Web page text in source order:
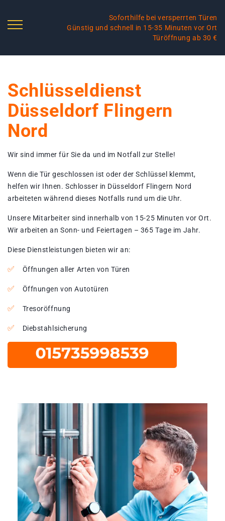
Soforthilfe bei versperrten Türen
Günstig und schnell in 15-35 Minuten vor Ort
Türöffnung ab 30 €
Schlüsseldienst
Düsseldorf Flingern
Nord
Wir sind immer für Sie da und im Notfall zur Stelle!
Wenn die Tür geschlossen ist oder der Schlüssel klemmt,
helfen wir Ihnen. Schlosser in Düsseldorf Flingern Nord
arbeiteten während dieses Notfalls rund um die Uhr.
Unsere Mitarbeiter sind innerhalb von 15-25 Minuten vor Ort.
Wir arbeiten an Sonn- und Feiertagen – 365 Tage im Jahr.
Diese Dienstleistungen bieten wir an:
Öffnungen aller Arten von Türen
Öffnungen von Autotüren
Tresoröffnung
Diebstahlsicherung